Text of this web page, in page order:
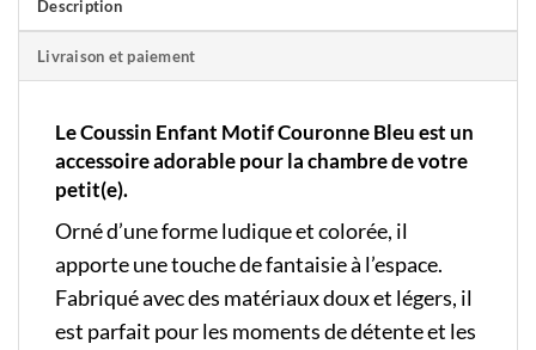
Description
Livraison et paiement
Le Coussin Enfant Motif Couronne Bleu est un
accessoire adorable pour la chambre de votre
petit(e).
Orné d’une forme ludique et colorée, il
apporte une touche de fantaisie à l’espace.
Fabriqué avec des matériaux doux et légers, il
est parfait pour les moments de détente et les